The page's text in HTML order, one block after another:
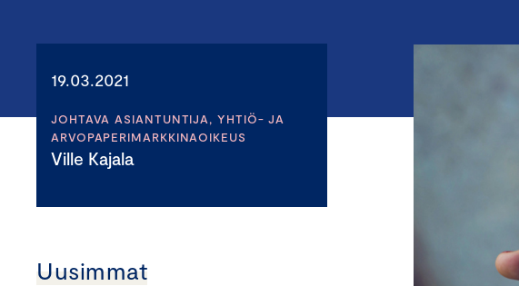
19.03.2021
JOHTAVA ASIANTUNTIJA, YHTIÖ- JA
ARVOPAPERIMARKKINAOIKEUS
Ville Kajala
Uusimmat